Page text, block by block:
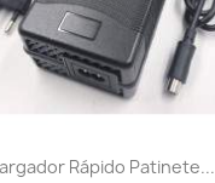
Vista rápida
Rápido Patinete...